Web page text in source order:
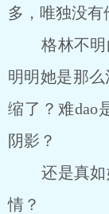
多，唯独没有
格林不明白
明明她是那
缩了？难dao
阴影？
还是真如她
情？